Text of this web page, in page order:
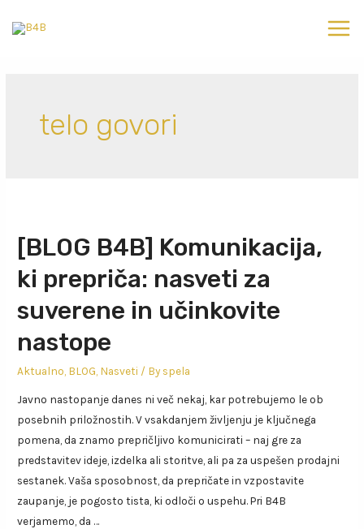
telo govori
[BLOG B4B] Komunikacija,
ki prepriča: nasveti za
suverene in učinkovite
nastope
Aktualno BLOG Nasveti / By spela
Javno nastopanje danes ni več nekaj, kar potrebujemo le ob
posebnih priložnostih. V vsakdanjem življenju je ključnega
pomena, da znamo prepričljivo komunicirati – naj gre za
predstavitev ideje, izdelka ali storitve, ali pa za uspešen prodajni
sestanek. Vaša sposobnost, da prepričate in vzpostavite
zaupanje, je pogosto tista, ki odloči o uspehu. Pri B4B
verjamemo, da …